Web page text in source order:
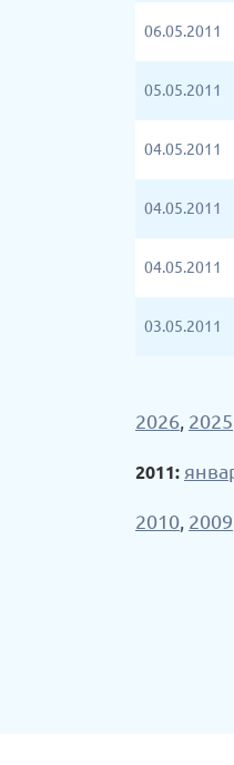
06.05.2011
05.05.2011
04.05.2011
04.05.2011
04.05.2011
03.05.2011
2026, 2025
2011:
2010, 2009